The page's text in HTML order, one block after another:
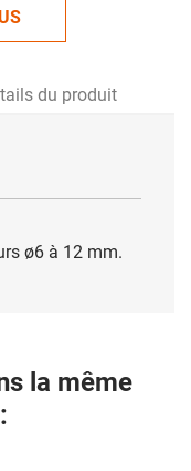
du produit
ø6 à 12 mm.
la même